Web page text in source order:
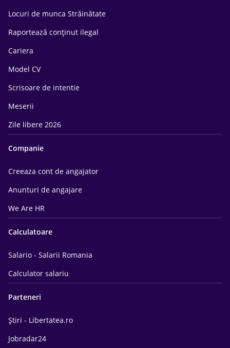
Locuri de munca Străinătate
Raportează conținut ilegal
Cariera
Model CV
Scrisoare de intentie
Meserii
Zile libere 2026
Companie
Creeaza cont de angajator
Anunturi de angajare
We Are HR
Calculatoare
Salario - Salarii Romania
Calculator salariu
Parteneri
Știri - Libertatea.ro
Jobradar24